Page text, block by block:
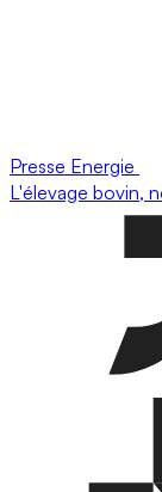
Presse Energie
L'élevage bovin,